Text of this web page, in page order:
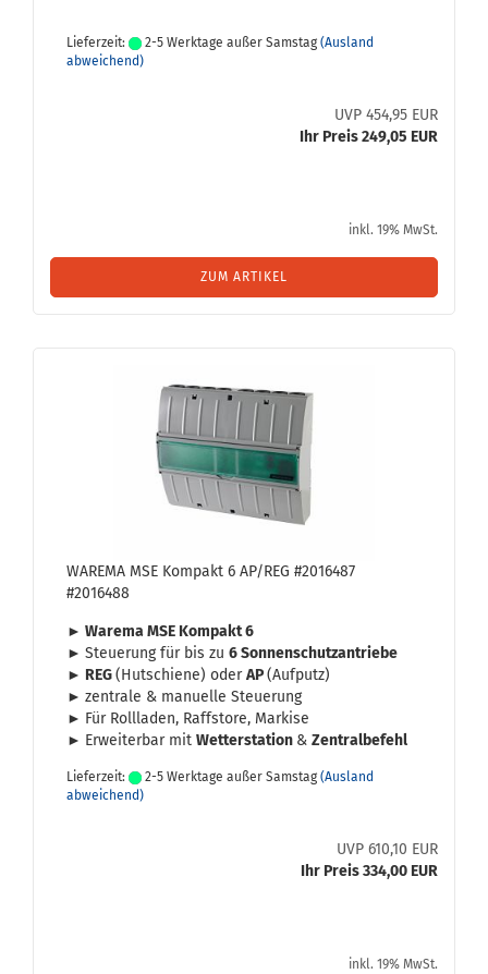
Lieferzeit: 2-5 Werktage außer Samstag (Ausland
abweichend)
UVP 454,95 EUR
Ihr Preis 249,05 EUR
inkl. 19% MwSt.
ZUM ARTIKEL
WA­RE­MA MSE Kom­pakt 6 AP/REG #2016487
#2016488
► Wa­re­ma MSE Kom­pakt 6
► Steue­rung für bis zu 6 Son­nen­schutz­an­trie­be
► REG(Hut­schie­ne) oderAP(Auf­putz)
► zen­tra­le & ma­nu­el­le Steue­rung
► Für Roll­la­den, Raffsto­re, Mar­ki­se
► Er­wei­ter­bar mit Wet­ter­sta­ti­on & Zen­tral­be­fehl
Lieferzeit: 2-5 Werktage außer Samstag (Ausland
abweichend)
UVP 610,10 EUR
Ihr Preis 334,00 EUR
inkl. 19% MwSt.